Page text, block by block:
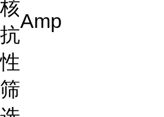
核
抗
性
Amp
筛